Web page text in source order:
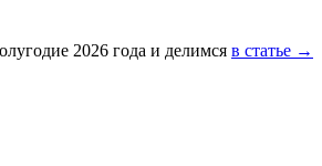
2026 года и делимся в статье →